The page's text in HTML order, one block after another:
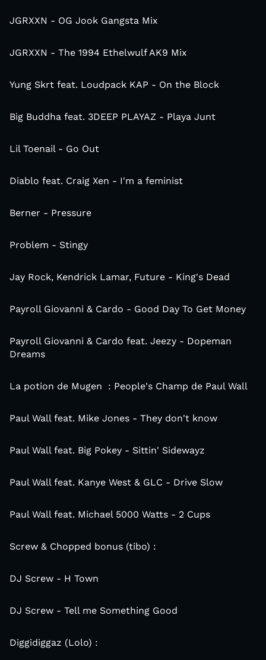
JGRXXN - OG Jook Gangsta Mix
JGRXXN - The 1994 Ethelwulf AK9 Mix
Yung Skrt feat. Loudpack KAP - On the Block
Big Buddha feat. 3DEEP PLAYAZ - Playa Junt
Lil Toenail - Go Out
Diablo feat. Craig Xen - I'm a feminist
Berner - Pressure
Problem - Stingy
Jay Rock, Kendrick Lamar, Future - King's Dead
Payroll Giovanni & Cardo - Good Day To Get Money
Payroll Giovanni & Cardo feat. Jeezy - Dopeman
Dreams
La potion de Mugen : People's Champ de Paul Wall
Paul Wall feat. Mike Jones - They don't know
Paul Wall feat. Big Pokey - Sittin' Sidewayz
Paul Wall feat. Kanye West & GLC - Drive Slow
Paul Wall feat. Michael 5000 Watts - 2 Cups
Screw & Chopped bonus (tibo) :
DJ Screw - H Town
DJ Screw - Tell me Something Good
Diggidiggaz (Lolo) :